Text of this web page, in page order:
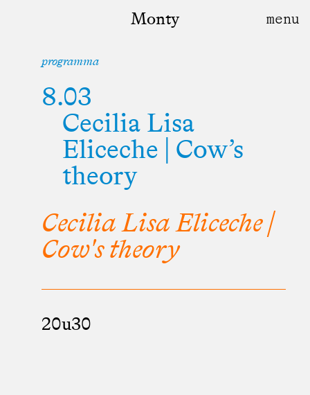
Monty
programma
8.03
Cecilia Lisa
Eliceche | Cow’s
theory
Cecilia Lisa Eliceche |
Cow's theory
20u30